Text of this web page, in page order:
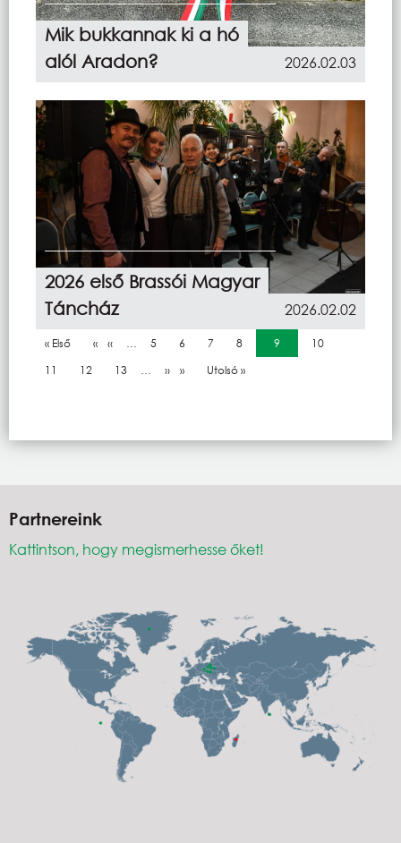
Mik bukkannak ki a hó
alól Aradon?
2026.02.03
2026 első Brassói Magyar
Táncház
2026.02.02
Oldalszámozás
Első oldal
« Első Előző oldal
‹‹ … Oldal
5 Oldal
6 Oldal
7 Oldal
8 Jelenlegi oldal
9 Oldal
10
Oldal
11 Oldal
12 Oldal
13 … Következő oldal
›› Utolsó oldal
Utolsó »
Partnereink
Kattintson, hogy megismerhesse őket!